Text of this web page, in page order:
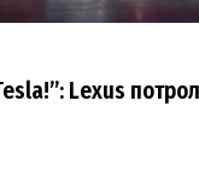
Lexus